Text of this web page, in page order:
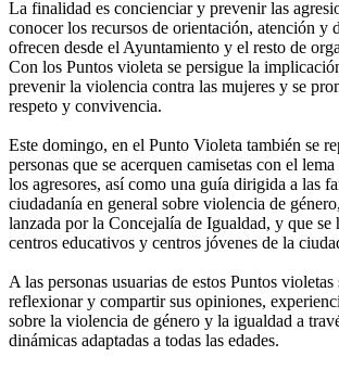
La finalidad es concienciar y prevenir las
conocer los recursos de orientación, atención y
ofrecen desde el Ayuntamiento y el resto de
Con los Puntos violeta se persigue la
prevenir la violencia contra las mujeres y se
respeto y convivencia.
Este domingo, en el Punto Violeta también se
personas que se acerquen camisetas con el
los agresores, así como una guía dirigida a las
ciudadanía en general sobre violencia de
lanzada por la Concejalía de Igualdad, y que se
centros educativos y centros jóvenes de la
A las personas usuarias de estos Puntos
reflexionar y compartir sus opiniones,
sobre la violencia de género y la igualdad a
dinámicas adaptadas a todas las edades.